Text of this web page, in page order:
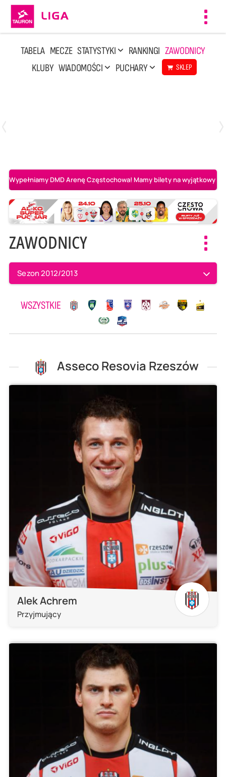
TABELA MECZE STATYSTYKI RANKINGI ZAWODNICY
KLUBY WIADOMOŚCI PUCHARY SKLEP
Wypełniamy DMD Arenę Częstochowa! Mamy bilety na wyjątkowy
ZAWODNICY
Sezon 2012/2013
WSZYSTKIE
Asseco Resovia Rzeszów
Alek Achrem
Przyjmujący